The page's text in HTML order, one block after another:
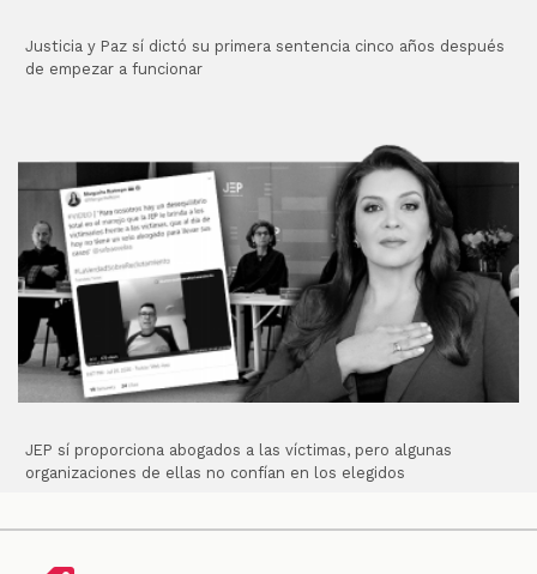
Justicia y Paz sí dictó su primera sentencia cinco años después
de empezar a funcionar
JEP sí proporciona abogados a las víctimas, pero algunas
organizaciones de ellas no confían en los elegidos